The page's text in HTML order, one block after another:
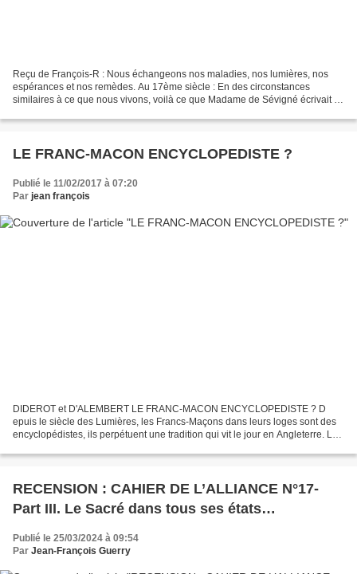
Reçu de François-R : Nous échangeons nos maladies, nos lumières, nos
espérances et nos remèdes. Au 17ème siècle : En des circonstances
similaires à ce que nous vivons, voilà ce que Madame de Sévigné écrivait à
LE FRANC-MACON ENCYCLOPEDISTE ?
Publié le 11/02/2017 à 07:20
Par jean françois
DIDEROT et D'ALEMBERT LE FRANC-MACON ENCYCLOPEDISTE ? D
epuis le siècle des Lumières, les Francs-Maçons dans leurs loges sont des
encyclopédistes, ils perpétuent une tradition qui vit le jour en Angleterre. Les
RECENSION : CAHIER DE L’ALLIANCE N°17-
Part III. Le Sacré dans tous ses états…
Publié le 25/03/2024 à 09:54
Par Jean-François Guerry